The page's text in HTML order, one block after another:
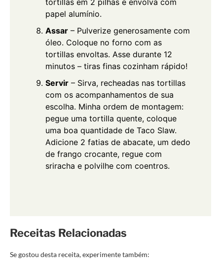
tortillas em 2 pilhas e envolva com
papel alumínio.
Assar – Pulverize generosamente com
óleo. Coloque no forno com as
tortillas envoltas. Asse durante 12
minutos – tiras finas cozinham rápido!
Servir – Sirva, recheadas nas tortillas
com os acompanhamentos de sua
escolha. Minha ordem de montagem:
pegue uma tortilla quente, coloque
uma boa quantidade de Taco Slaw.
Adicione 2 fatias de abacate, um dedo
de frango crocante, regue com
sriracha e polvilhe com coentros.
Receitas Relacionadas
Se gostou desta receita, experimente também: